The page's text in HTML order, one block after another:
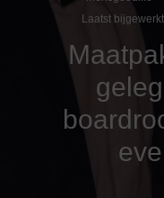
Laatst